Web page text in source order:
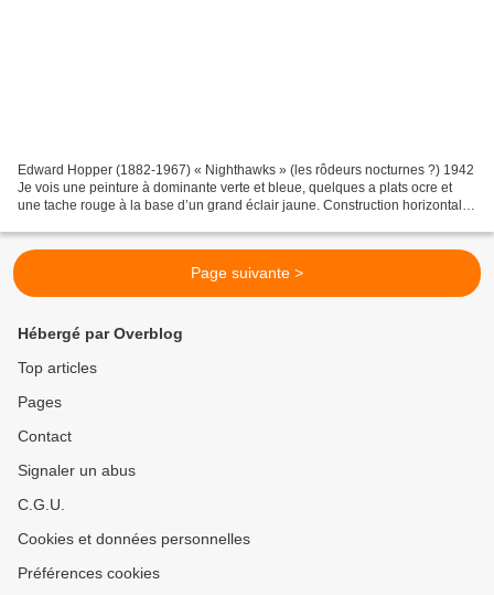
Edward Hopper (1882-1967) « Nighthawks » (les rôdeurs nocturnes ?) 1942
Je vois une peinture à dominante verte et bleue, quelques a plats ocre et
une tache rouge à la base d’un grand éclair jaune. Construction horizontale
Page suivante >
Hébergé par Overblog
Top articles
Pages
Contact
Signaler un abus
C.G.U.
Cookies et données personnelles
Préférences cookies